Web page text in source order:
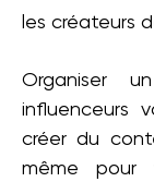
les créateurs
Organiser
influenceurs
créer du
même pour